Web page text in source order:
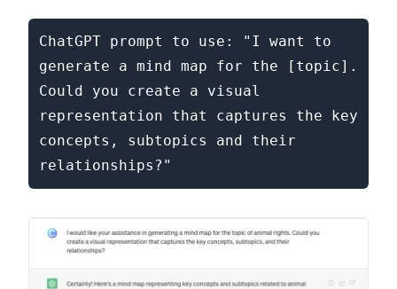
ChatGPT prompt to use: "I want to
generate a mind map for the [topic].
Could you create a visual
representation that captures the key
concepts, subtopics and their
relationships?"